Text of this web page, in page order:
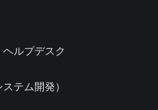
ヘルプデスク
テム開発）